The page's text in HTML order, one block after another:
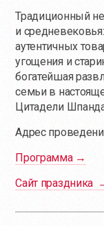
Традиционный
и
аутентичных
угощения и
богатейшая
семьи в
Цитадели
Адрес
Программа →
Сайт праздника